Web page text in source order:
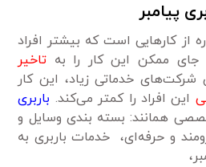
پیامبر
از کار‌هایی است که بیشتر افراد
جای ممکن این کار را به تاخیر
شرکت‌های خدماتی زیاد، این کار
این افراد را کمتر می‌کند. باربری
همانند: بسته بندی وسایل و
و حرفه‌ای، خدمات باربری به